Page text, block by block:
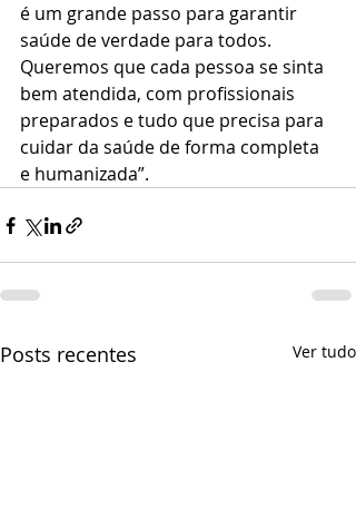
é um grande passo para garantir
saúde de verdade para todos.
Queremos que cada pessoa se sinta
bem atendida, com profissionais
preparados e tudo que precisa para
cuidar da saúde de forma completa
e humanizada”.
Posts recentes Ver tudo